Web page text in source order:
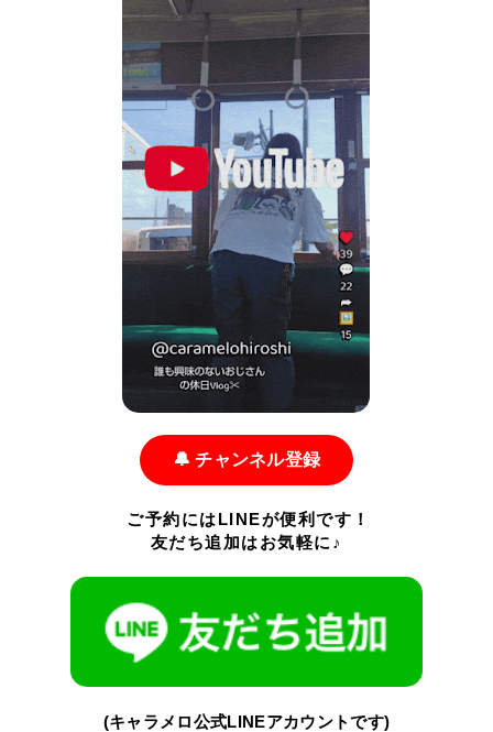
🔔 チャンネル登録
ご予約にはLINEが便利です！
友だち追加はお気軽に♪
(キャラメロ公式LINEアカウントです)